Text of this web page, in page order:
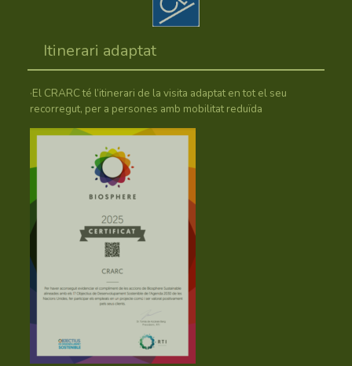
Itinerari adaptat
·El CRARC té l’itinerari de la visita adaptat en tot el seu
recorregut, per a persones amb mobilitat reduïda